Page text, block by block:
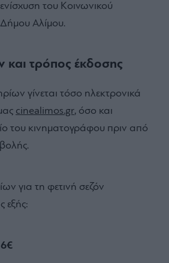
του Κοινωνικού
Αλίμου.
και τρόπος έκδοσης
γίνεται τόσο ηλεκτρονικά
cinealimos.gr, όσο και
του κινηματογράφου πριν από
για τη φετινή σεζόν
εξής:
6€